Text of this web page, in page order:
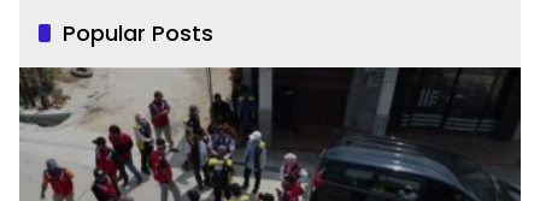
Popular Posts